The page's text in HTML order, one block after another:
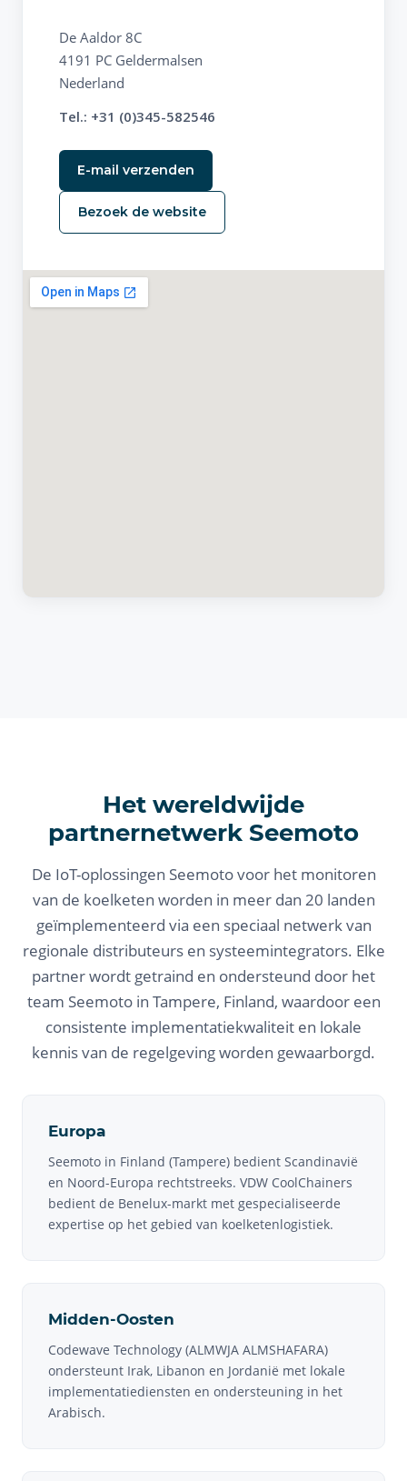
De Aaldor 8C
4191 PC Geldermalsen
Nederland
Tel.: +31 (0)345-582546
E-mail verzenden
Bezoek de website
Het wereldwijde
partnernetwerk Seemoto
De IoT-oplossingen Seemoto voor het monitoren
van de koelketen worden in meer dan 20 landen
geïmplementeerd via een speciaal netwerk van
regionale distributeurs en systeemintegrators. Elke
partner wordt getraind en ondersteund door het
team Seemoto in Tampere, Finland, waardoor een
consistente implementatiekwaliteit en lokale
kennis van de regelgeving worden gewaarborgd.
Europa
Seemoto in Finland (Tampere) bedient Scandinavië
en Noord-Europa rechtstreeks. VDW CoolChainers
bedient de Benelux-markt met gespecialiseerde
expertise op het gebied van koelketenlogistiek.
Midden-Oosten
Codewave Technology (ALMWJA ALMSHAFARA)
ondersteunt Irak, Libanon en Jordanië met lokale
implementatiediensten en ondersteuning in het
Arabisch.